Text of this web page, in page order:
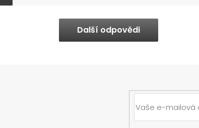
Další odpovědi